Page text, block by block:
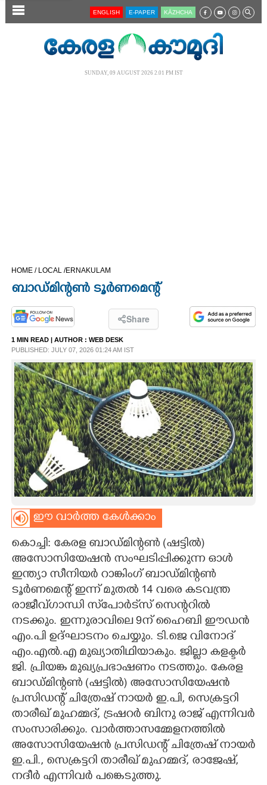
SECTIONS
OPINION
PHOTOS
LIFESTYLE
SPIRITUAL
INFO+
ART
ASTRO
CARTOONS
LITERATURE
ZOOM
CONTACT US
ENGLISH E-PAPER KĀZHCHA
SUNDAY, 09 AUGUST 2026 2.01 PM IST
HOME / LOCAL /ERNAKULAM
ബാഡ്മിന്റൺ ടൂർണമെന്റ്
Share
1 MIN READ | AUTHOR : WEB DESK
PUBLISHED: JULY 07, 2026 01:24 AM IST
ഈ വാർത്ത കേൾക്കാം
കൊച്ചി: കേരള ബാഡ്മിന്റൺ (ഷട്ടിൽ)
അസോസിയേഷൻ സംഘടിപ്പിക്കുന്ന ഓൾ
ഇന്ത്യാ സീനിയർ റാങ്കിംഗ് ബാഡ്മിന്റൺ
ടൂർണമെന്റ് ഇന്ന് മുതൽ 14 വരെ കടവന്ത്ര
രാജീവ്ഗാന്ധി സ്‌പോർട്‌സ് സെന്ററിൽ
നടക്കും. ഇന്നുരാവിലെ 9ന് ഹൈബി ഈഡൻ
എം.പി ഉദ്ഘാടനം ചെയ്യും. ടി.ജെ വിനോദ്
എം.എൽ.എ മുഖ്യാതിഥിയാകും. ജില്ലാ കളക്ടർ
ജി. പ്രിയങ്ക മുഖ്യപ്രഭാഷണം നടത്തും. കേരള
ബാഡ്മിന്റൺ (ഷട്ടിൽ) അസോസിയേഷൻ
പ്രസിഡന്റ് ചിത്രേഷ് നായർ ഇ.പി, സെക്രട്ടറി
താരീഖ് മുഹമ്മദ്, ട്രഷറർ ബിനു രാജ് എന്നിവർ
സംസാരിക്കും. വാർത്താസമ്മേളനത്തിൽ
അസോസിയേഷൻ പ്രസിഡന്റ് ചിത്രേഷ് നായർ
ഇ.പി., സെക്രട്ടറി താരീഖ് മുഹമ്മദ്, രാജേഷ്,
നദീർ എന്നിവർ പങ്കെടുത്തു.